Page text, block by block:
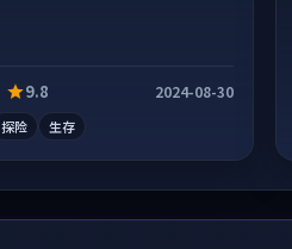
9.8 2024-08-30
探险 生存